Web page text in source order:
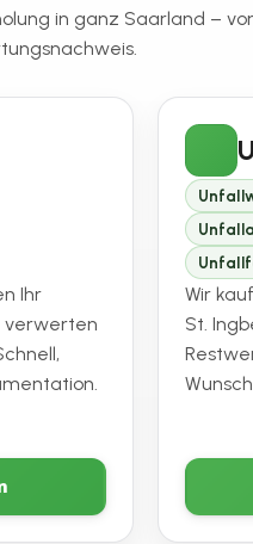
in ganz Saarland –
Ihr
verwerten
Wir
St.